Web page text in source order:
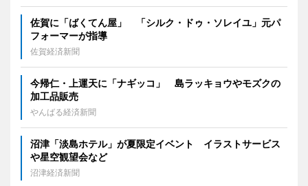
佐賀に「ばくてん屋」 「シルク・ドゥ・ソレイユ」元パ
フォーマーが指導
佐賀経済新聞
今帰仁・上運天に「ナギッコ」 島ラッキョウやモズクの
加工品販売
やんばる経済新聞
沼津「淡島ホテル」が夏限定イベント イラストサービス
や星空観望会など
沼津経済新聞